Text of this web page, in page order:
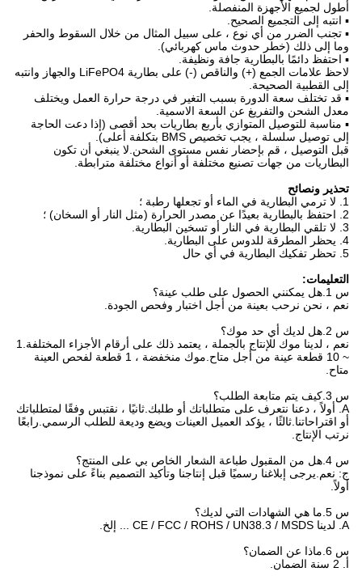
أطول لجميع الأجهزة المنفصلة.
▪ انتبه إلى التجميع الصحيح.
▪ تجنب الضرر من أي نوع ، على سبيل المثال من خلال السقوط والحفر
وما إلى ذلك (خطر حدوث ماس كهربائي).
▪ احتفظ دائمًا بالبطارية جافة ونظيفة.
لاحظ علامات الجمع (+) والناقص (-) على بطارية LiFePO4 والجهاز وانتبه
إلى القطبية الصحيحة.
▪ قد تختلف سعة الدورة بسبب التغير في درجة حرارة العمل ويختلف
معدل الشحن والتفريغ عن السعة الاسمية.
▪ مناسبة للتوصيل المتوازي بأربع بطاريات بحد أقصى (إذا دعت الحاجة
إلى توصيل سلسلة ، يجب تخصيص BMS بتكلفة أعلى).
قبل التوصيل ، قم بإحضار نفس مستوى الشحن.لا ينبغي أن تكون
البطاريات من جهات تصنيع مختلفة أو أنواع مختلفة مترابطة.
تحذير ونصائح
1. لا ترمي البطارية في الماء أو تجعلها رطبة ؛
2. احتفظ بالبطارية بعيدًا عن مصدر الحرارة (مثل النار أو السخان) ؛
3. لا تلقي البطارية في النار أو تسخين البطارية.
4. يحظر المطرقة للدوس على البطارية.
5. تحظر تفكيك البطارية في أي حال
التعليمات:
س 1.هل يمكنني الحصول على طلب عينة؟
نعم ، نحن نرحب بعينة من أجل اختبار وفحص الجودة.
س 2.هل لديك أي حد موك؟
نعم ، لدينا موك للإنتاج بالجملة ، يعتمد ذلك على أرقام الأجزاء المختلفة.1
~ 10 قطعة عينة من أجل متاح.موك منخفضة ، 1 قطعة لفحص العينة
متاح.
س 3.كيف يتم متابعة الطلب؟
A. أولاً ، دعنا نتعرف على متطلباتك أو طلبك.ثانيًا ، نقتبس وفقًا لمتطلباتك
أو اقتراحاتنا.ثالثًا ، يؤكد العميل العينات ويضع وديعة للطلب الرسمي.رابعًا
نرتب الإنتاج.
س 4.هل من المقبول طباعة الشعار الخاص بي على المنتج؟
ج: نعم.يرجى إبلاغنا رسميًا قبل إنتاجنا وتأكيد التصميم بناءً على نموذجنا
أولاً.
س 5.ما هي الشهادات التي لديك؟
A. لدينا CE / FCC / ROHS / UN38.3 / MSDS ... إلخ.
س 6.ماذا عن الضمان؟
أ. 2 سنة الضمان.